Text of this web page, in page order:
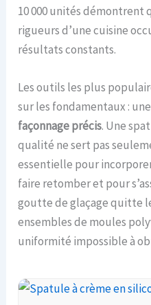
10 000 unités démontrent
rigueurs d’une cuisine
résultats constants.
Les outils les plus
sur les fondamentaux :
façonnage précis. Une
qualité ne sert pas
essentielle pour
faire retomber et pour
goutte de glaçage quitte
ensembles de moules
uniformité impossible à